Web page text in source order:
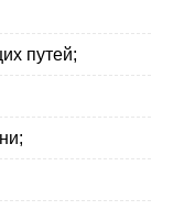
путей;